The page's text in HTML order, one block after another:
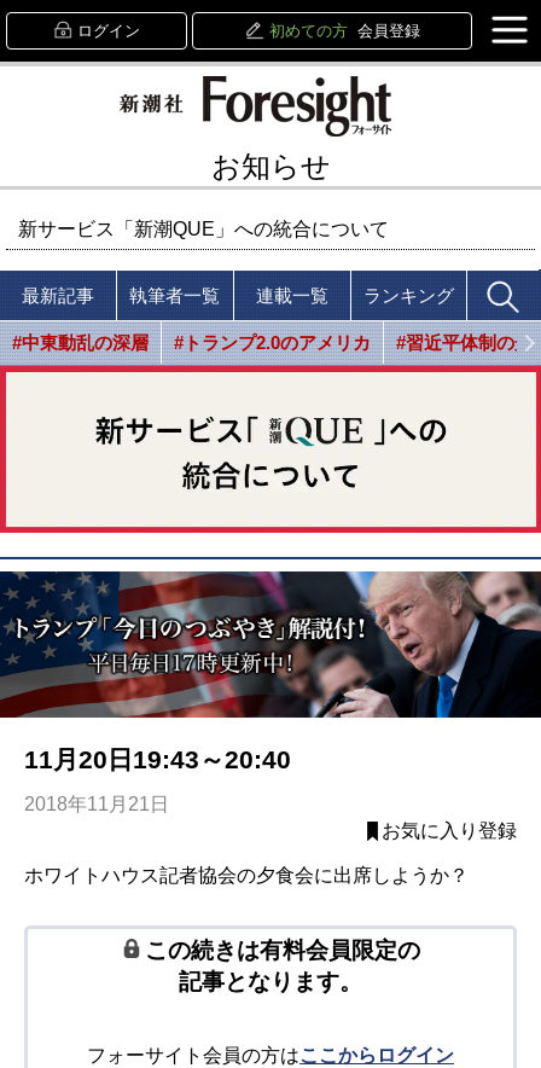
ログイン 初めての方 会員登録
お知らせ
新サービス「新潮QUE」への統合について
最新記事 執筆者一覧 連載一覧 ランキング
#中東動乱の深層 #トランプ2.0のアメリカ #習近平体制の光
11月20日19:43～20:40
2018年11月21日
お気に入り登録
ホワイトハウス記者協会の夕食会に出席しようか？
この続きは有料会員限定の
記事となります。
フォーサイト会員の方はここからログイン